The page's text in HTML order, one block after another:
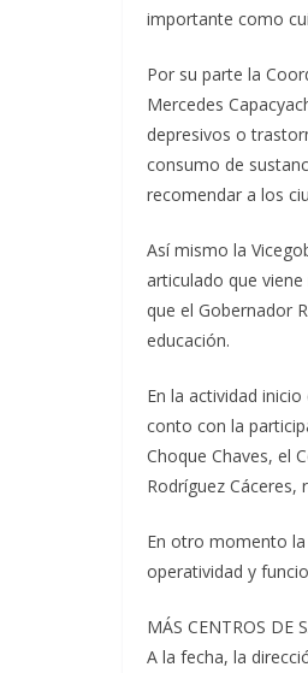
importante como
Por su parte la
Mercedes
depresivos o
consumo de
recomendar a los
Así mismo la
articulado que
que el Gobernador
educación.
En la actividad
conto con la
Choque Chaves, el
Rodríguez
En otro momento
operatividad y
MÁS CENTROS DE
A la fecha, la